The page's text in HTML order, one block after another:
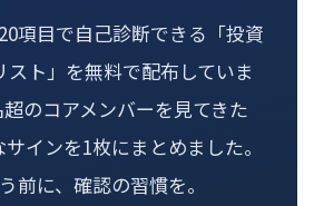
項目で自己診断できる「投資
スト」を無料で配布していま
のコアメンバーを見てきた
インを1枚にまとめました。
前に、確認の習慣を。